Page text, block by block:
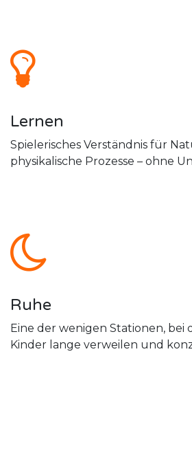
Lernen
Spielerisches Verständnis für
physikalische Prozesse – ohne
Ruhe
Eine der wenigen Stationen, bei
Kinder lange verweilen und